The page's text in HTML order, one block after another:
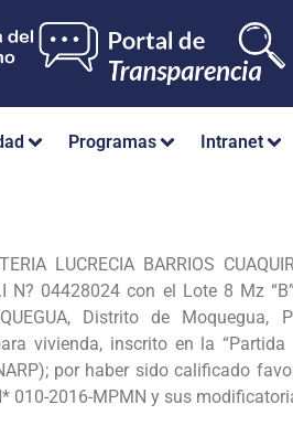
Programas Intranet
LUCRECIA BARRIOS
04428024 con el Lote 8 Mz
Distrito de
vivienda, inscrito en la “Partida
por haber sido calificado
010-2016-MPMN y sus